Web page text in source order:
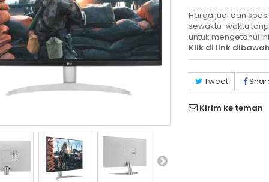
Harga jual dan
sewaktu-waktu
untuk mengetahui
Klik di link
Tweet
Kirim ke teman